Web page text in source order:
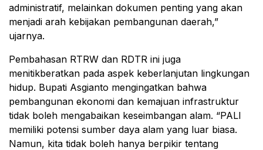
administratif, melainkan dokumen penting yang akan
menjadi arah kebijakan pembangunan daerah,”
ujarnya.
Pembahasan RTRW dan RDTR ini juga
menitikberatkan pada aspek keberlanjutan lingkungan
hidup. Bupati Asgianto mengingatkan bahwa
pembangunan ekonomi dan kemajuan infrastruktur
tidak boleh mengabaikan keseimbangan alam. “PALI
memiliki potensi sumber daya alam yang luar biasa.
Namun, kita tidak boleh hanya berpikir tentang